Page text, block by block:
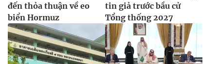
đến thỏa thuận về eo
biển Hormuz
tin giả trước bầu cử
Tổng thống 2027